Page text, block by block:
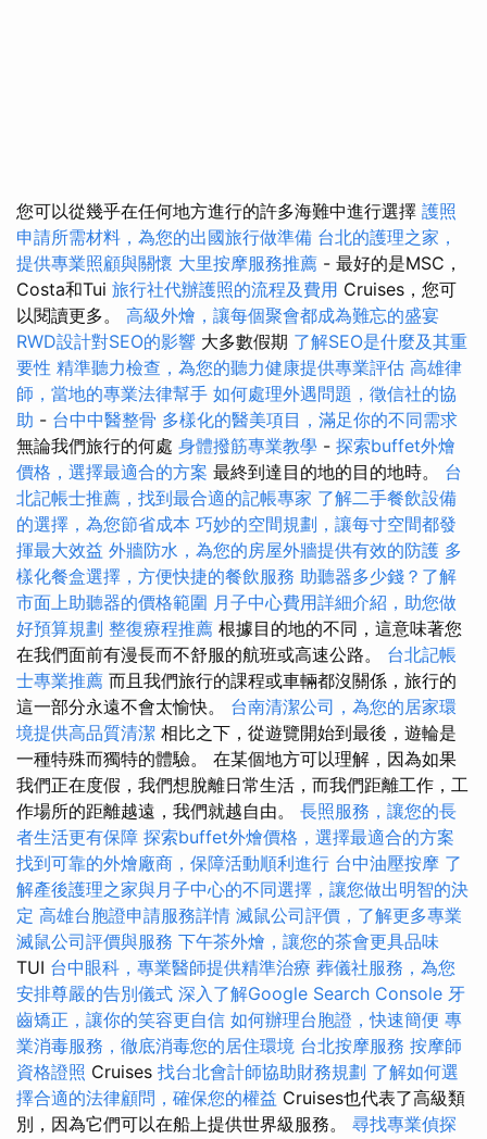
您可以從幾乎在任何地方進行的許多海難中進行選擇 護照
申請所需材料，為您的出國旅行做準備 台北的護理之家，
提供專業照顧與關懷 大里按摩服務推薦 - 最好的是MSC，
Costa和Tui 旅行社代辦護照的流程及費用 Cruises，您可
以閱讀更多。 高級外燴，讓每個聚會都成為難忘的盛宴
RWD設計對SEO的影響 大多數假期 了解SEO是什麼及其重
要性 精準聽力檢查，為您的聽力健康提供專業評估 高雄律
師，當地的專業法律幫手 如何處理外遇問題，徵信社的協
助 - 台中中醫整骨 多樣化的醫美項目，滿足你的不同需求
無論我們旅行的何處 身體撥筋專業教學 - 探索buffet外燴
價格，選擇最適合的方案 最終到達目的地的目的地時。 台
北記帳士推薦，找到最合適的記帳專家 了解二手餐飲設備
的選擇，為您節省成本 巧妙的空間規劃，讓每寸空間都發
揮最大效益 外牆防水，為您的房屋外牆提供有效的防護 多
樣化餐盒選擇，方便快捷的餐飲服務 助聽器多少錢？了解
市面上助聽器的價格範圍 月子中心費用詳細介紹，助您做
好預算規劃 整復療程推薦 根據目的地的不同，這意味著您
在我們面前有漫長而不舒服的航班或高速公路。 台北記帳
士專業推薦 而且我們旅行的課程或車輛都沒關係，旅行的
這一部分永遠不會太愉快。 台南清潔公司，為您的居家環
境提供高品質清潔 相比之下，從遊覽開始到最後，遊輪是
一種特殊而獨特的體驗。 在某個地方可以理解，因為如果
我們正在度假，我們想脫離日常生活，而我們距離工作，工
作場所的距離越遠，我們就越自由。 長照服務，讓您的長
者生活更有保障 探索buffet外燴價格，選擇最適合的方案
找到可靠的外燴廠商，保障活動順利進行 台中油壓按摩 了
解產後護理之家與月子中心的不同選擇，讓您做出明智的決
定 高雄台胞證申請服務詳情 滅鼠公司評價，了解更多專業
滅鼠公司評價與服務 下午茶外燴，讓您的茶會更具品味
TUI 台中眼科，專業醫師提供精準治療 葬儀社服務，為您
安排尊嚴的告別儀式 深入了解Google Search Console 牙
齒矯正，讓你的笑容更自信 如何辦理台胞證，快速簡便 專
業消毒服務，徹底消毒您的居住環境 台北按摩服務 按摩師
資格證照 Cruises 找台北會計師協助財務規劃 了解如何選
擇合適的法律顧問，確保您的權益 Cruises也代表了高級類
別，因為它們可以在船上提供世界級服務。 尋找專業偵探